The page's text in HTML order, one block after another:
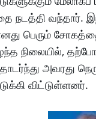
நடத்தி வந்தார்.
பெரும்
நிலையில்,
அவரது
விட்டுள்ளனர்.